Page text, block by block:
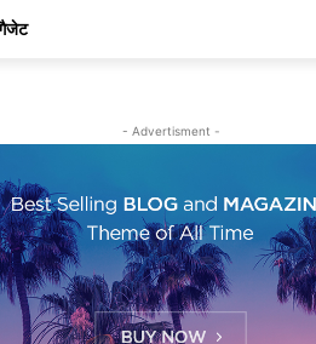
- Advertisment -